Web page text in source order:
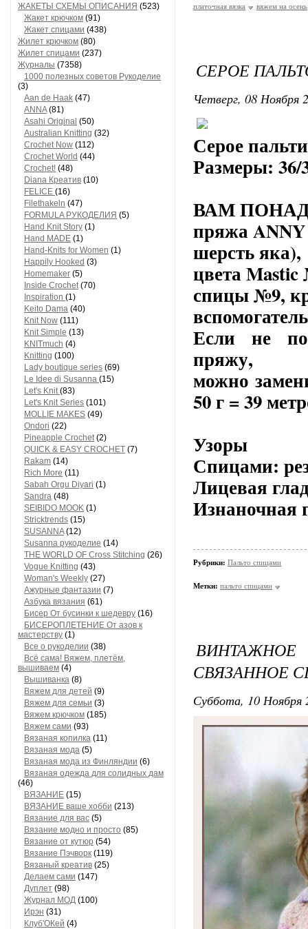
ЖАКЕТЫ СХЕМЫ ОПИСАНИЯ (523)
Жакет крючком (91)
Жакет спицами (438)
Жилет крючком (80)
Жилет спицами (237)
Журналы (7358)
1000 полезных советов Рукоделие
(3)
Aan de Haak (47)
ANNA(81)
Asahi Original (50)
Australian Knitting (32)
Crochet Now (112)
Crochet World (44)
Crochet! (48)
Diana Креатив (10)
FELICE (16)
Filethakeln (47)
FORMULA РУКОДЕЛИЯ (5)
Hand Knit Story (1)
Hand MADE (1)
Hand-Knits for Women (1)
Happily Hooked (3)
Homemaker (5)
Inside Crochet(70)
Inspiration (1)
Keito Dama (40)
Knit Now (111)
Knit Simple (13)
KNITmuch (4)
Knitting (100)
Lady boutique series (69)
Le Idee di Susanna (15)
Let's Knit(83)
Let's Knit Series (101)
MOLLIE MAKES (49)
Ondori (22)
Pineapple Crochet(2)
QUICK & EASY CROCHET (7)
Rakam (14)
Rich More (11)
Sabah Orgu Diyari (1)
Sandra (48)
SEIBIDO MOOK (1)
Stricktrends (15)
SUSANNA(12)
Susanna рукоделие (14)
THE WORLD OF Cross Stitching (26)
Vogue Knitting (43)
Woman's Weekly (27)
Ажурные фантазии (7)
Азбука вязания (61)
Бисер От бусинки к шедевру (16)
БИСЕРОПЛЕТЕНИЕ От азов к
мастерству (1)
Все о рукоделии (38)
Всё сама! Вяжем, плетём,
вышиваем (4)
Вышиванка (8)
Вяжем для детей (9)
Вяжем для семьи (3)
Вяжем крючком (185)
Вяжем сами (93)
Вязаная копилка (11)
Вязаная мода (5)
Вязаная мода из Финляндии (6)
Вязаная одежда для солидных дам
(46)
ВЯЗАНИЕ (15)
ВЯЗАНИЕ ваше хобби (213)
Вязание для вас (5)
Вязание модно и просто (85)
Вязание от кутюр (54)
Вязание Пэчворк (119)
Вязаный креатив (25)
Делаем сами (147)
Дуплет (98)
Журнал МОД (100)
Ирэн (31)
Клуб'ОКей (4)
платочная вязка
вяжем на осень
СЕРОЕ
Четверг, 08 Ноября
Серое
Размеры: 36/
ВАМ
пряжа
шерсть яка),
цвета Mastic
спицы №9,
Если не
пряжу,
можно
50 г = 39
Узоры
Спицами:
Лицевая
Изнаночная
Рубрики: Пальто спицами
Метки: пальто спицами
СВЯЗАННОЕ
Суббота, 10 Ноября